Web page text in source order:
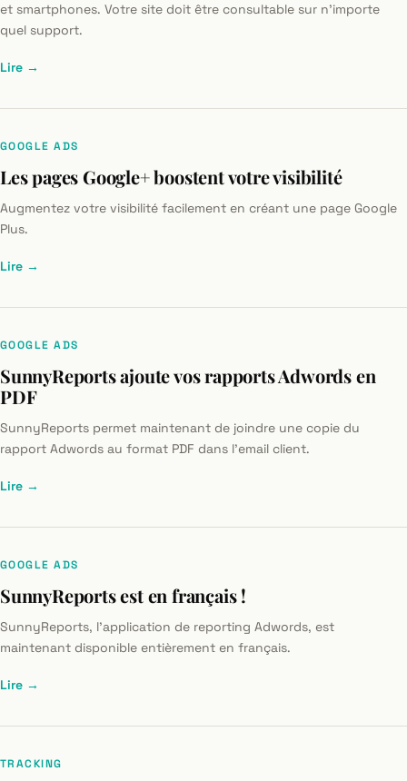
et smartphones. Votre site doit être consultable sur n'importe
quel support.
Lire →
GOOGLE ADS
Les pages Google+ boostent votre visibilité
Augmentez votre visibilité facilement en créant une page Google
Plus.
Lire →
GOOGLE ADS
SunnyReports ajoute vos rapports Adwords en
PDF
SunnyReports permet maintenant de joindre une copie du
rapport Adwords au format PDF dans l'email client.
Lire →
GOOGLE ADS
SunnyReports est en français !
SunnyReports, l'application de reporting Adwords, est
maintenant disponible entièrement en français.
Lire →
TRACKING